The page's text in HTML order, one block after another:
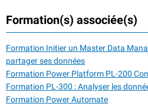
Formation(s) associée(s)
Formation Initier un Master Data
partager ses données
Formation Power Platform PL-200
Formation PL-300 : Analyser les
Formation Power Automate